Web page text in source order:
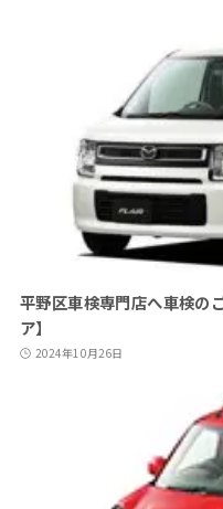
平野区車検専門店へ車検の
ア】
2024年10月26日